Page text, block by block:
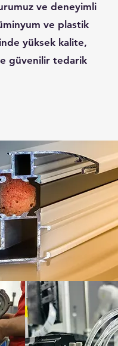
ve deneyimli
ve plastik
yüksek kalite,
güvenilir tedarik